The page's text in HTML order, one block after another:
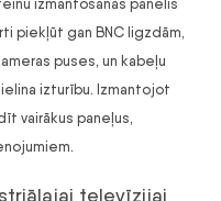
izmantošanas panelis
piekļūt gan BNC ligzdām,
puses, un kabeļu
izturību. Izmantojot
vairākus paneļus,